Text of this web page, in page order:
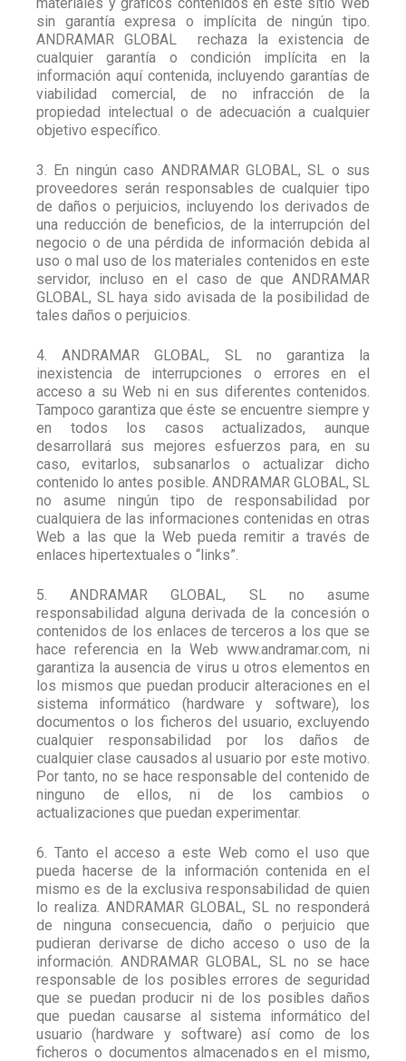
sin garantía expresa o implícita de ningún tipo.
ANDRAMAR GLOBAL
rechaza la existencia de
cualquier garantía o condición implícita en la
información aquí contenida, incluyendo garantías de
viabilidad comercial, de no infracción de la
propiedad intelectual o de adecuación a cualquier
objetivo específico.
3. En ningún caso ANDRAMAR GLOBAL, SL o sus
proveedores serán responsables de cualquier tipo
de daños o perjuicios, incluyendo los derivados de
una reducción de beneficios, de la interrupción del
negocio o de una pérdida de información debida al
uso o mal uso de los materiales contenidos en este
servidor, incluso en el caso de que ANDRAMAR
GLOBAL, SL haya sido avisada de la posibilidad de
tales daños o perjuicios.
4. ANDRAMAR GLOBAL, SL no garantiza la
inexistencia de interrupciones o errores en el
acceso a su Web ni en sus diferentes contenidos.
Tampoco garantiza que éste se encuentre siempre y
en todos los casos actualizados, aunque
desarrollará sus mejores esfuerzos para, en su
caso, evitarlos, subsanarlos o actualizar dicho
contenido lo antes posible. ANDRAMAR GLOBAL, SL
no asume ningún tipo de responsabilidad por
cualquiera de las informaciones contenidas en otras
Web a las que la Web pueda remitir a través de
enlaces hipertextuales o “links”.
5. ANDRAMAR GLOBAL, SL no asume
responsabilidad alguna derivada de la concesión o
contenidos de los enlaces de terceros a los que se
hace referencia en la Web www.andramar.com, ni
garantiza la ausencia de virus u otros elementos en
los mismos que puedan producir alteraciones en el
sistema informático (hardware y software), los
documentos o los ficheros del usuario, excluyendo
cualquier responsabilidad por los daños de
cualquier clase causados al usuario por este motivo.
Por tanto, no se hace responsable del contenido de
ninguno de ellos, ni de los cambios o
actualizaciones que puedan experimentar.
6. Tanto el acceso a este Web como el uso que
pueda hacerse de la información contenida en el
mismo es de la exclusiva responsabilidad de quien
lo realiza. ANDRAMAR GLOBAL, SL no responderá
de ninguna consecuencia, daño o perjuicio que
pudieran derivarse de dicho acceso o uso de la
información. ANDRAMAR GLOBAL, SL no se hace
responsable de los posibles errores de seguridad
que se puedan producir ni de los posibles daños
que puedan causarse al sistema informático del
usuario (hardware y software) así como de los
ficheros o documentos almacenados en el mismo,